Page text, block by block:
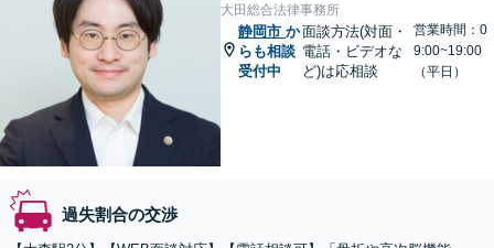
大田総合法律事務所
静岡市 か
らも相談
受付中
面談方法(対面・
電話・ビデオな
ど)は応相談
営業時間：0
9:00~19:00
（平日）
過失割合の交渉